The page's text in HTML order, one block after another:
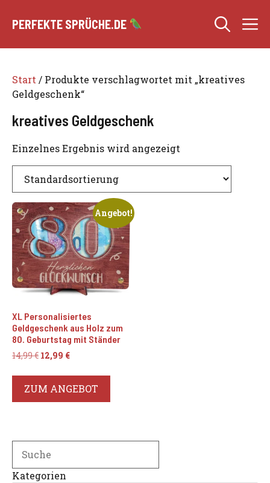
Inhalt
PERFEKTE SPRÜCHE.DE
Start / Produkte verschlagwortet mit „kreatives
Geldgeschenk“
kreatives Geldgeschenk
Einzelnes Ergebnis wird angezeigt
Angebot!
XL Personalisiertes
Geldgeschenk aus Holz zum
80. Geburtstag mit Ständer
14,99€ Ursprünglicher
14,99 €
12,99 €Aktueller
12,99 €.
ZUM ANGEBOT
Kategorien